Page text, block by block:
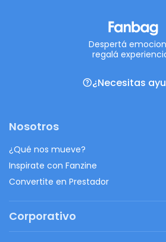
Despertá
regalá
¿Necesitas
Nosotros
¿Qué nos mueve?
Inspirate con Fanzine
Convertite en Prestador
Corporativo